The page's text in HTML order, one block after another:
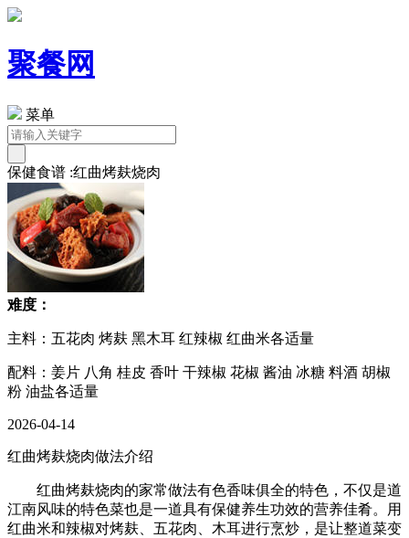
聚餐网
菜单
保健食谱 :红曲烤麸烧肉
难度：
主料：五花肉 烤麸 黑木耳 红辣椒 红曲米各适量
配料：姜片 八角 桂皮 香叶 干辣椒 花椒 酱油 冰糖 料酒 胡椒
粉 油盐各适量
2026-04-14
红曲烤麸烧肉做法介绍
红曲烤麸烧肉的家常做法有色香味俱全的特色，不仅是道
江南风味的特色菜也是一道具有保健养生功效的营养佳肴。用
红曲米和辣椒对烤麸、五花肉、木耳进行烹炒，是让整道菜变